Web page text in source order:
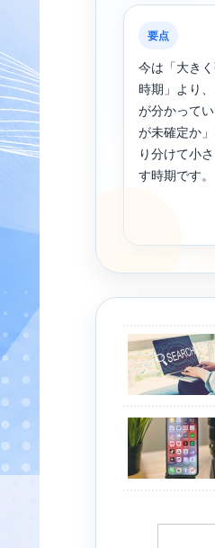
要点
今は「大き
時期」より
が分かって
が未確定か
り分けて小
す時期です。